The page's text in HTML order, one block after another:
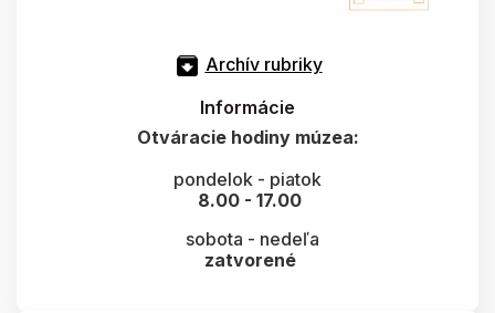
Archív rubriky
Informácie
Otváracie hodiny múzea:
pondelok - piatok
8.00 - 17.00
sobota - nedeľa
zatvorené